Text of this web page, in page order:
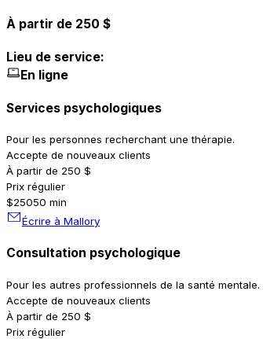
À partir de 250 $
Lieu de service:
En ligne
Services psychologiques
Pour les personnes recherchant une thérapie.
Accepte de nouveaux clients
À partir de 250 $
Prix régulier
$25050 min
Écrire à Mallory
Consultation psychologique
Pour les autres professionnels de la santé mentale.
Accepte de nouveaux clients
À partir de 250 $
Prix régulier